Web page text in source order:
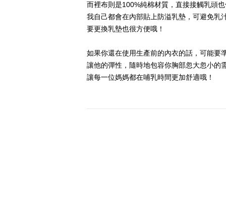
而裡布則是100%純棉材質，直接接觸乳頭
我自己都會在內部貼上防溢乳墊，可避免乳
要更換乳墊也很方便哦！
如果你還在使用生產前的內衣的話，可能要
讓他的彈性，隨時地包容你胸部忽大忽小的
讓每一位媽媽都在哺乳時間更加舒適哦！